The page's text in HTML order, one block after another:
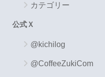
カテゴリー
公式Ｘ
@kichilog
@CoffeeZukiCom